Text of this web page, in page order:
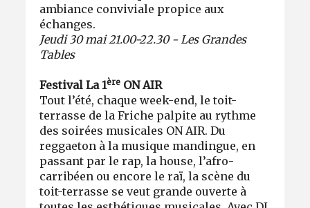
ambiance conviviale propice aux
échanges.
Jeudi 30 mai 21.00-22.30 - Les Grandes
Tables
Festival La 1ère ON AIR
Tout l’été, chaque week-end, le toit-
terrasse de la Friche palpite au rythme
des soirées musicales ON AIR. Du
reggaeton à la musique mandingue, en
passant par le rap, la house, l’afro-
carribéen ou encore le raï, la scène du
toit-terrasse se veut grande ouverte à